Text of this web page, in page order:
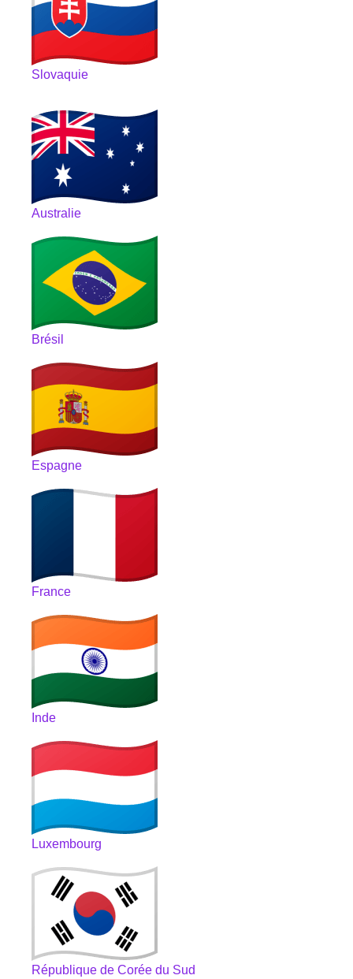
Slovaquie
Australie
Brésil
Espagne
France
Inde
Luxembourg
République de Corée du Sud